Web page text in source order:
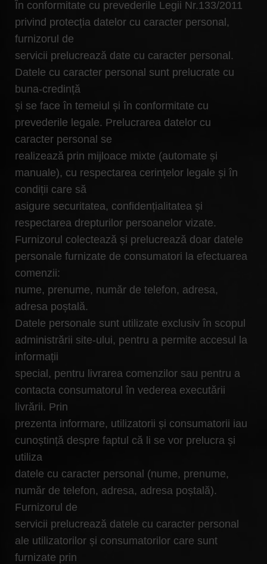
În conformitate cu prevederile Legii Nr.133/2011
privind protecția datelor cu caracter personal,
furnizorul de
servicii prelucrează date cu caracter personal.
Datele cu caracter personal sunt prelucrate cu
buna-credință
și se face în temeiul și în conformitate cu
prevederile legale. Prelucrarea datelor cu
caracter personal se
realizează prin mijloace mixte (automate și
manuale), cu respectarea cerințelor legale și în
condiții care să
asigure securitatea, confidențialitatea și
respectarea drepturilor persoanelor vizate.
Furnizorul colectează și prelucrează doar datele
personale furnizate de consumatori la efectuarea
comenzii:
nume, prenume, număr de telefon, adresa,
adresa poștală.
Datele personale sunt utilizate exclusiv în scopul
administrării site-ului, pentru a permite accesul la
informații
special, pentru livrarea comenzilor sau pentru a
contacta consumatorul în vederea executării
livrării. Prin
prezenta informare, utilizatorii și consumatorii iau
cunoștință despre faptul că li se vor prelucra și
utiliza
datele cu caracter personal (nume, prenume,
număr de telefon, adresa, adresa poștală).
Furnizorul de
servicii prelucrează datele cu caracter personal
ale utilizatorilor și consumatorilor care sunt
furnizate prin